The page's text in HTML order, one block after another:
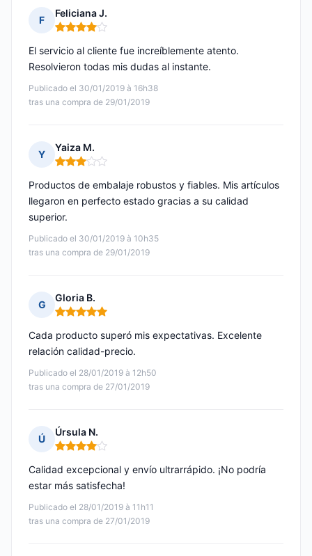
F
Feliciana J.
Nota: 4 de 5
Publicado el 30/01/2019 à 16h38
tras una compra de 29/01/2019
El servicio al cliente fue increíblemente atento.
Resolvieron todas mis dudas al instante.
Y
Yaiza M.
Nota: 3 de 5
Publicado el 30/01/2019 à 10h35
tras una compra de 29/01/2019
Productos de embalaje robustos y fiables. Mis artículos
llegaron en perfecto estado gracias a su calidad
superior.
G
Gloria B.
Nota: 5 de 5
Publicado el 28/01/2019 à 12h50
tras una compra de 27/01/2019
Cada producto superó mis expectativas. Excelente
relación calidad-precio.
Ú
Úrsula N.
Nota: 4 de 5
Publicado el 28/01/2019 à 11h11
tras una compra de 27/01/2019
Calidad excepcional y envío ultrarrápido. ¡No podría
estar más satisfecha!